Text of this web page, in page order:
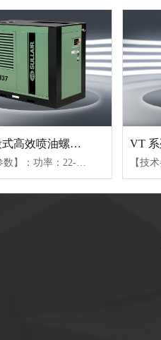
LH单段式高效喷油螺杆机
【技术参数】：功率：22-160KW、压力范围：7.6bar-12bar、气量范围：2.1-32.5m³/min